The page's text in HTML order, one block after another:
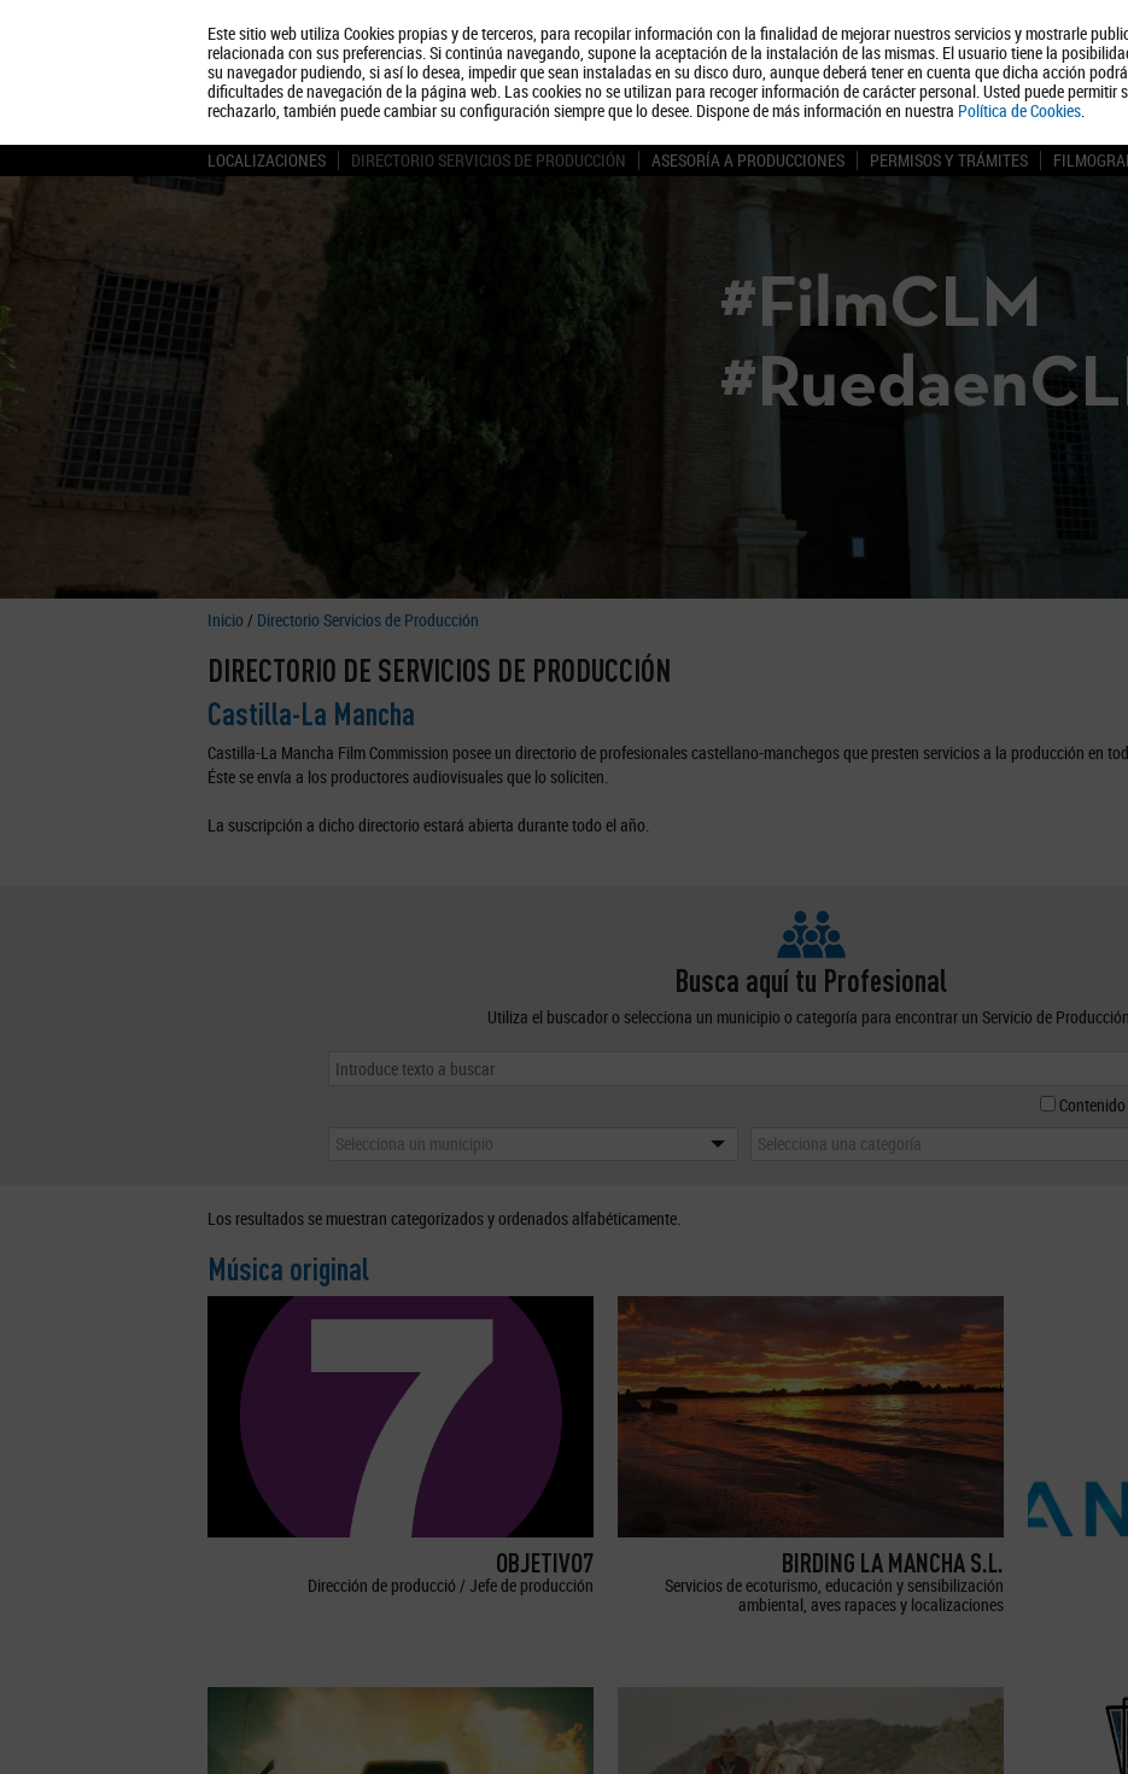
Este sitio web utiliza Cookies propias y de terceros, para recopilar información con la finalidad de mejorar nuestros servicios y mostrarle
relacionada con sus preferencias. Si continúa navegando, supone la aceptación de la instalación de las mismas. El usuario tiene la
su navegador pudiendo, si así lo desea, impedir que sean instaladas en su disco duro, aunque deberá tener en cuenta que dicha acción
dificultades de navegación de la página web. Las cookies no se utilizan para recoger información de carácter personal. Usted puede permitir
rechazarlo, también puede cambiar su configuración siempre que lo desee. Dispone de más información en nuestra Política de Cookies.
Quiénes somos Turismo Política de
LOCALIZACIONES DIRECTORIO SERVICIOS DE PRODUCCIÓN ASESORÍA A PRODUCCIONES PERMISOS Y TRÁMITES
#FilmCLM
Inicio / Directorio Servicios de Producción
DIRECTORIO DE SERVICIOS DE PRODUCCIÓN
Castilla-La Mancha
Castilla-La Mancha Film Commission posee un directorio de profesionales castellano-manchegos que presten servicios a la producción en
Éste se envía a los productores audiovisuales que lo soliciten.
La suscripción a dicho directorio estará abierta durante todo el año.
Busca aquí tu Profesional
Utiliza el buscador o selecciona un municipio o categoría para encontrar un Servicio de
Selecciona un municipio
Selecciona una categoría
Los resultados se muestran categorizados y ordenados alfabéticamente.
Música original
OBJETIVO7
Dirección de producció / Jefe de producción
BIRDING LA MANCHA S.L.
Servicios de ecoturismo, educación y sensibilización
ambiental, aves rapaces y localizaciones